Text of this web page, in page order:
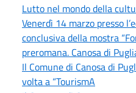
Lutto nel mondo della
Venerdì 14 marzo presso
conclusiva della mostra
preromana. Canosa di
Il Comune di Canosa di
volta a “TourismA